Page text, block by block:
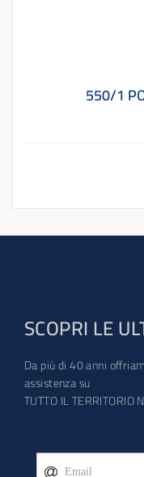
550/1
SCOPRI LE
Da più di 40 anni
assistenza su
TUTTO IL